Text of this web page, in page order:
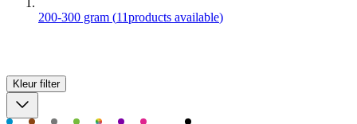
200-300 gram (11products available)
Kleur filter